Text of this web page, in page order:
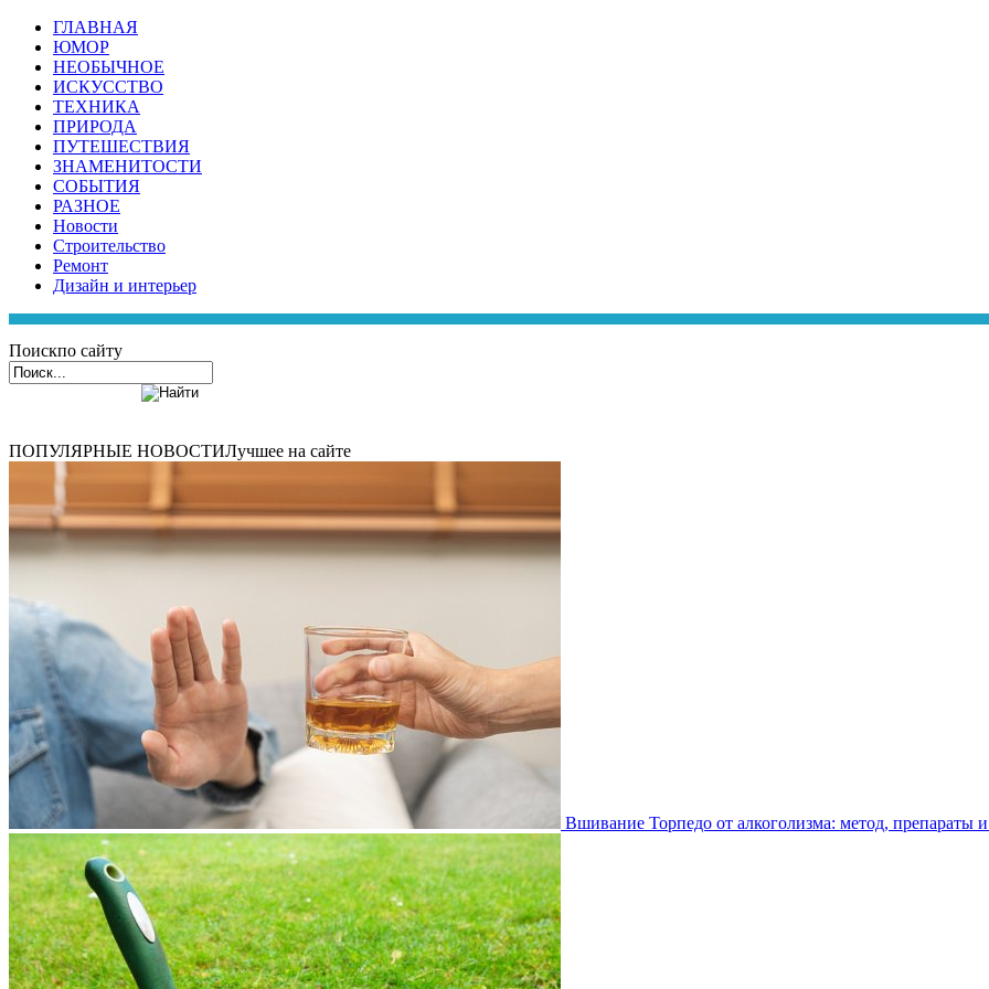
ГЛАВНАЯ
ЮМОР
НЕОБЫЧНОЕ
ИСКУССТВО
ТЕХНИКА
ПРИРОДА
ПУТЕШЕСТВИЯ
ЗНАМЕНИТОСТИ
СОБЫТИЯ
РАЗНОЕ
Новости
Строительство
Ремонт
Дизайн и интерьер
Поискпо сайту
ПОПУЛЯРНЫЕ НОВОСТИЛучшее на сайте
Вшивание Торпедо от алкоголизма: метод, препараты